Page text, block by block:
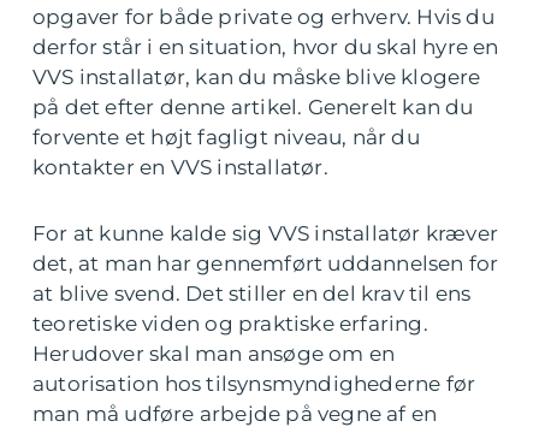
opgaver for både private og erhverv. Hvis du
derfor står i en situation, hvor du skal hyre en
VVS installatør, kan du måske blive klogere
på det efter denne artikel. Generelt kan du
forvente et højt fagligt niveau, når du
kontakter en VVS installatør.
For at kunne kalde sig VVS installatør kræver
det, at man har gennemført uddannelsen for
at blive svend. Det stiller en del krav til ens
teoretiske viden og praktiske erfaring.
Herudover skal man ansøge om en
autorisation hos tilsynsmyndighederne før
man må udføre arbejde på vegne af en